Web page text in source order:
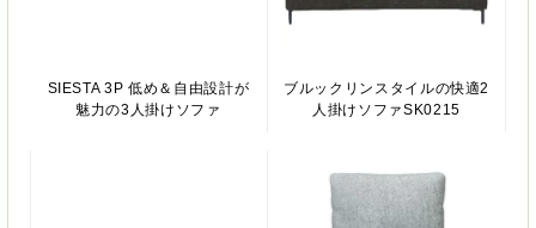
SIESTA 3P 低め＆自由設計が
魅力の3人掛けソファ
ブルックリンスタイルの快適2
人掛けソファSK0215